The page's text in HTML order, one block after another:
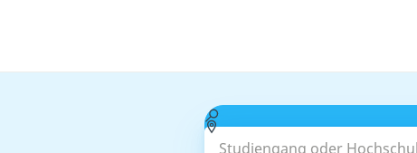
Studiengang oder Hochschule